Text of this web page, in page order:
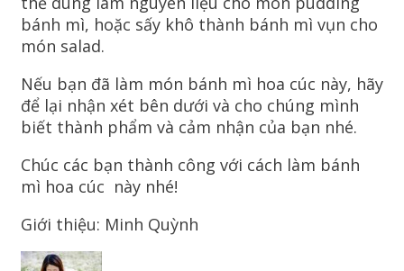
bánh mì, hoặc sấy khô thành bánh mì vụn cho
món salad.
Nếu bạn đã làm món bánh mì hoa cúc này, hãy
để lại nhận xét bên dưới và cho chúng mình
biết thành phẩm và cảm nhận của bạn nhé.
Chúc các bạn thành công với cách làm bánh
mì hoa cúc này nhé!
Giới thiệu: Minh Quỳnh